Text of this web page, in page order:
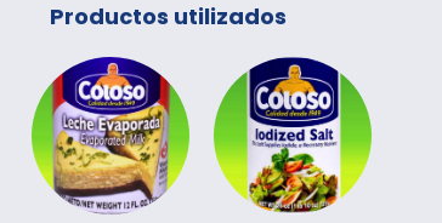
Productos utilizados